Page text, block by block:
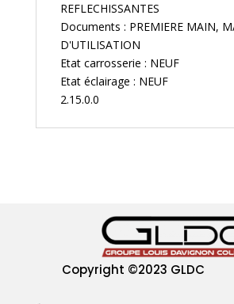
REFLECHISSANTES
Documents : PREMIERE MAIN,
D'UTILISATION
Etat carrosserie : NEUF
Etat éclairage : NEUF
2.15.0.0
Copyright ©2023 GLDC